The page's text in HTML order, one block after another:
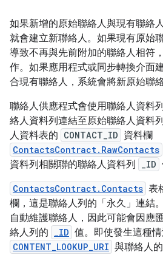
如果新增的原始聯絡人與現有聯絡
就會建立新聯絡人。如果現有原始
導致不再與先前附加的聯絡人相符
作。如果應用程式或同步轉換介面
合現有聯絡人，系統會將新原始聯
聯絡人供應程式會使用聯絡人資料
絡人資料列連結至原始聯絡人資料列
人資料表的 CONTACT_ID 資料欄
ContactsContract.RawContacts
資料列相關聯的聯絡人資料列
_ID
ContactsContract.Contacts 表
欄，這是聯絡人列的「永久」連結
自動維護聯絡人，因此可能會因應
絡人列的 _ID 值。即使發生這種
CONTENT_LOOKUP_URI 與聯絡人的